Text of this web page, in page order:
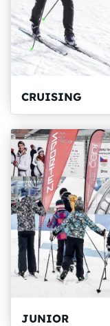
CRUISING
JUNIOR